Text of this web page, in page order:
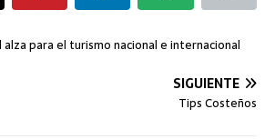
alza para el turismo nacional e internacional
SIGUIENTE
Tips Costeños